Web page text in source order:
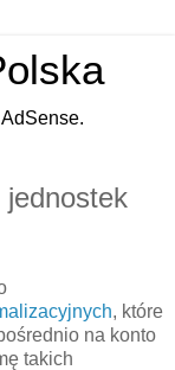
, które
na konto
takich